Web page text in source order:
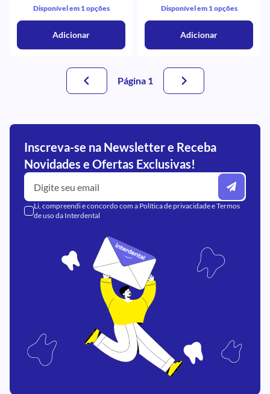
Disponível em 1 opções
Adicionar
Disponível em 1 opções
Adicionar
Página 1
Inscreva-se na Newsletter e Receba
Novidades e Ofertas Exclusivas!
Li, compreendi e concordo com a Política de privacidadeeTermos
de usoda Interdental